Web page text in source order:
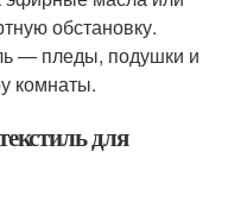
обстановку.
— пледы, подушки и
комнаты.
для